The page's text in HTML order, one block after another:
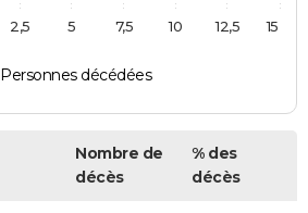
Personnes décédées
2,5 5 7,5 10 12,5 15
Nombre de
décès
% des
décès